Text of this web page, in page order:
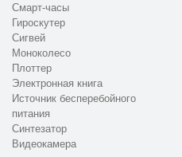
Смарт-часы
Гироскутер
Сигвей
Моноколесо
Плоттер
Электронная книга
Источник бесперебойного
питания
Синтезатор
Видеокамера